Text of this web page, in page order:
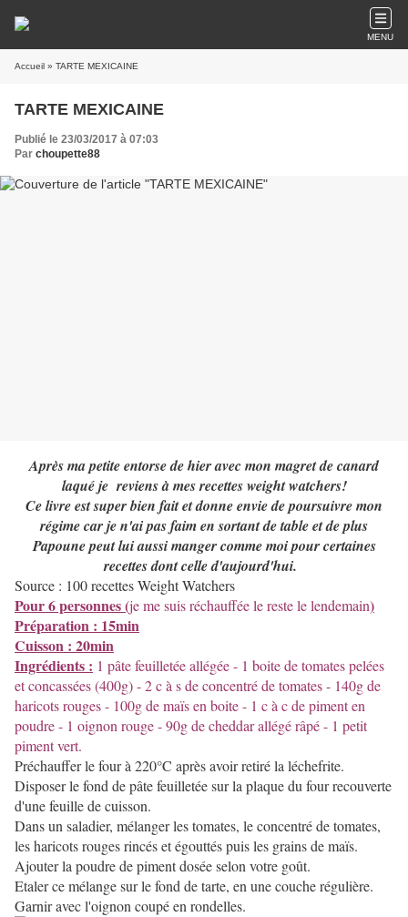
MENU
Accueil » TARTE MEXICAINE
TARTE MEXICAINE
Publié le 23/03/2017 à 07:03
Par choupette88
Après ma petite entorse de hier avec mon magret de canard
laqué je reviens à mes recettes weight watchers!
Ce livre est super bien fait et donne envie de poursuivre mon
régime car je n'ai pas faim en sortant de table et de plus
Papoune peut lui aussi manger comme moi pour certaines
recettes dont celle d'aujourd'hui.
Source : 100 recettes Weight Watchers
Pour 6 personnes (je me suis réchauffée le reste le lendemain)
Préparation : 15min
Cuisson : 20min
Ingrédients : 1 pâte feuilletée allégée - 1 boite de tomates pelées
et concassées (400g) - 2 c à s de concentré de tomates - 140g de
haricots rouges - 100g de maïs en boite - 1 c à c de piment en
poudre - 1 oignon rouge - 90g de cheddar allégé râpé - 1 petit
piment vert.
Préchauffer le four à 220°C après avoir retiré la léchefrite.
Disposer le fond de pâte feuilletée sur la plaque du four recouverte
d'une feuille de cuisson.
Dans un saladier, mélanger les tomates, le concentré de tomates,
les haricots rouges rincés et égouttés puis les grains de maïs.
Ajouter la poudre de piment dosée selon votre goût.
Etaler ce mélange sur le fond de tarte, en une couche régulière.
Garnir avec l'oignon coupé en rondelles.